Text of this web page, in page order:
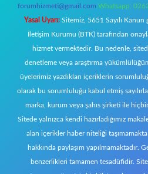
forumhizmeti@gmail.com Whatsapp:
Yasal Uyarı: Sitemiz, 5651 Sayılı
İletişim Kurumu (BTK) tarafından
hizmet vermektedir. Bu nedenle,
denetleme veya araştırma
üyelerimiz yazdıkları içeriklerin
olarak bu sorumluluğu kabul etmiş
marka, kurum veya şahıs şirketi ile
Sitede yalnızca kendi hazırladığımız
alan içerikler haber niteliği
hakkında paylaşım yapılmamaktadır.
benzerlikleri tamamen tesadüfidir.